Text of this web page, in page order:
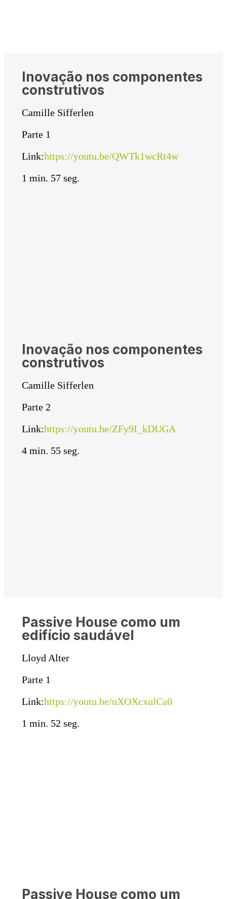
Inovação nos componentes
construtivos
Camille Sifferlen
Parte 1
Link:https://youtu.be/QWTk1wcRt4w
1 min. 57 seg.
Inovação nos componentes
construtivos
Camille Sifferlen
Parte 2
Link:https://youtu.be/ZFy9I_kDUGA
4 min. 55 seg.
Passive House como um
edifício saudável
Lloyd Alter
Parte 1
Link:https://youtu.be/uXOXcxulCa0
1 min. 52 seg.
Passive House como um